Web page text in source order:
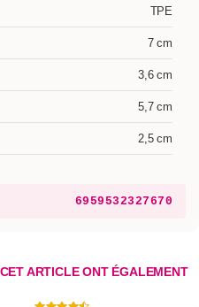
TPE
7 cm
3,6 cm
5,7 cm
2,5 cm
6959532327670
ARTICLE ONT ÉGALEMENT